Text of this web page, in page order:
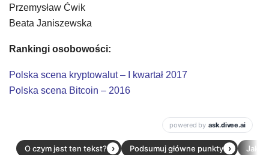
Przemysław Ćwik
Beata Janiszewska
Rankingi osobowości:
Polska scena kryptowalut – I kwartał 2017
Polska scena Bitcoin – 2016